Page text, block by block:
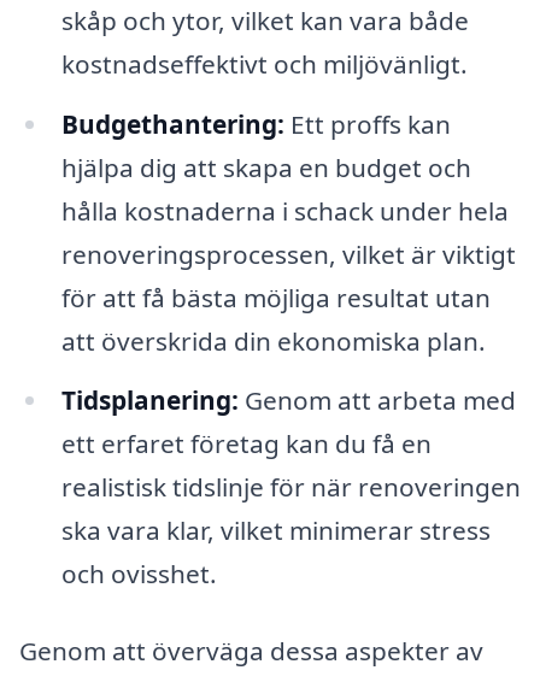
skåp och ytor, vilket kan vara både
kostnadseffektivt och miljövänligt.
Budgethantering: Ett proffs kan
hjälpa dig att skapa en budget och
hålla kostnaderna i schack under hela
renoveringsprocessen, vilket är viktigt
för att få bästa möjliga resultat utan
att överskrida din ekonomiska plan.
Tidsplanering: Genom att arbeta med
ett erfaret företag kan du få en
realistisk tidslinje för när renoveringen
ska vara klar, vilket minimerar stress
och ovisshet.
Genom att överväga dessa aspekter av